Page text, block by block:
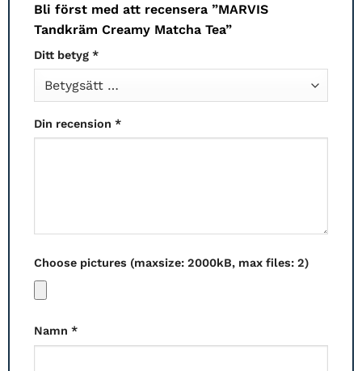
Bli först med att recensera ”MARVIS
Tandkräm Creamy Matcha Tea”
Ditt betyg *
Din recension *
Choose pictures (maxsize: 2000kB, max files: 2)
Namn *